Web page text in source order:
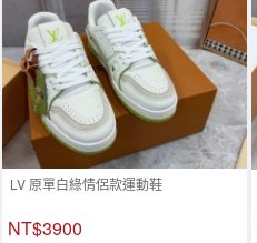
LV 原單白綠情侶款運動鞋
NT$3900